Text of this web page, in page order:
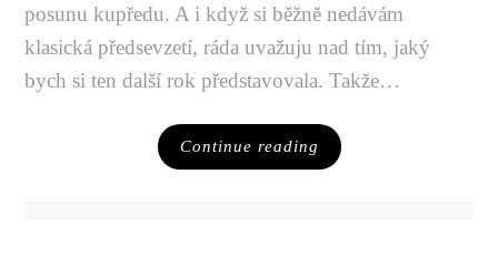
posunu kupředu. A i když si běžně nedávám
klasická předsevzetí, ráda uvažuju nad tím, jaký
bych si ten další rok představovala. Takže…
Continue reading